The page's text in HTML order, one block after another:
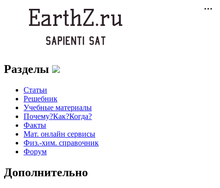
Разделы
Статьи
Решебник
Учебные материалы
Почему?Как?Когда?
Факты
Мат. онлайн сервисы
Физ.-хим. справочник
Форум
Дополнительно